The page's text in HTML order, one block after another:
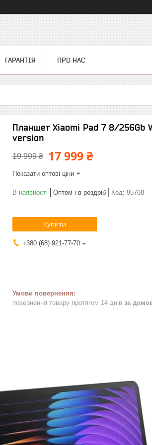
ГАРАНТІЯ ПРО НАС
Планшет Xiaomi Pad 7 8/256Gb
version
19 999 ₴ 17 999 ₴
Показати оптові ціни
В наявності Оптом і в роздріб Код: 95768
Купити
+380 (68) 921-77-70
повернення товару протягом 14 днів за